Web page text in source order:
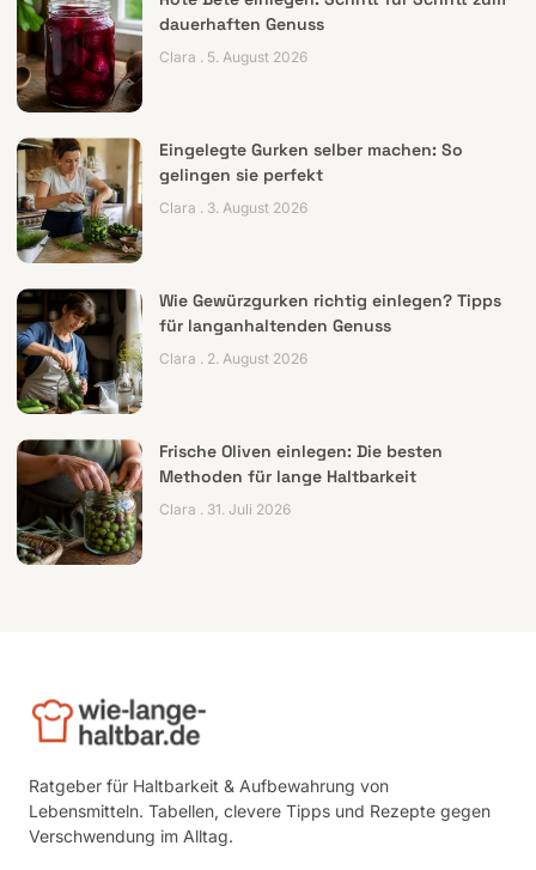
dauerhaften Genuss
Clara 5. August 2026
Eingelegte Gurken selber machen: So
gelingen sie perfekt
Clara 3. August 2026
Wie Gewürzgurken richtig einlegen? Tipps
für langanhaltenden Genuss
Clara 2. August 2026
Frische Oliven einlegen: Die besten
Methoden für lange Haltbarkeit
Clara 31. Juli 2026
Ratgeber für Haltbarkeit & Aufbewahrung von
Lebensmitteln. Tabellen, clevere Tipps und Rezepte gegen
Verschwendung im Alltag.